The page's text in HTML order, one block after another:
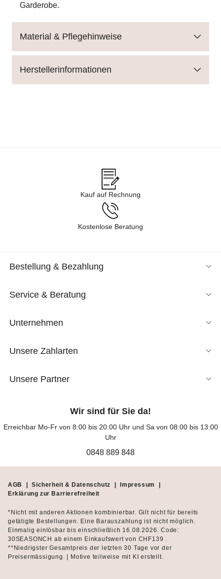
Garderobe.
Material & Pflegehinweise
Herstellerinformationen
Kauf auf Rechnung
Kostenlose Beratung
Bestellung & Bezahlung
Service & Beratung
Unternehmen
Unsere Zahlarten
Unsere Partner
Wir sind für Sie da!
Erreichbar Mo-Fr von 8:00 bis 20:00 Uhr und Sa von 08:00 bis 13:00
Uhr
0848 889 848
AGB | Sicherheit & Datenschutz | Impressum
|
Erklärung zur Barrierefreiheit
*Nicht mit anderen Aktionen kombinierbar. Gilt nicht für bereits
getätigte Bestellungen. Eine Barauszahlung ist nicht möglich.
Einmalig einlösbar bis einschließlich 16.08.2026. Code:
30SEASONCH ab einem Einkaufswert von CHF139 .
**Niedrigster Gesamtpreis der letzten 30 Tage vor der
Preisermässigung. | Motive teilweise mit KI erstellt.